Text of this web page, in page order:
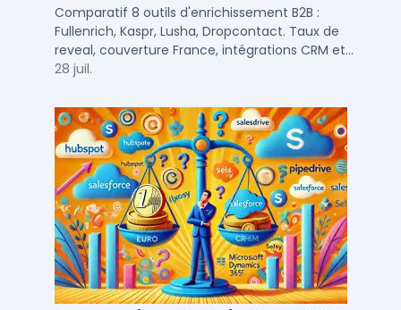
Kaspr, Lusha...
Comparatif 8 outils d'enrichissement B2B :
Fullenrich, Kaspr, Lusha, Dropcontact. Taux de
reveal, couverture France, intégrations CRM et
tarifs testés pour SDR et commerciaux PME/ETI.
28 juil.